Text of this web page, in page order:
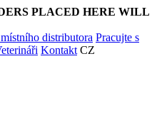
PLACED HERE WILL
distributora Pracujte s
Kontakt CZ